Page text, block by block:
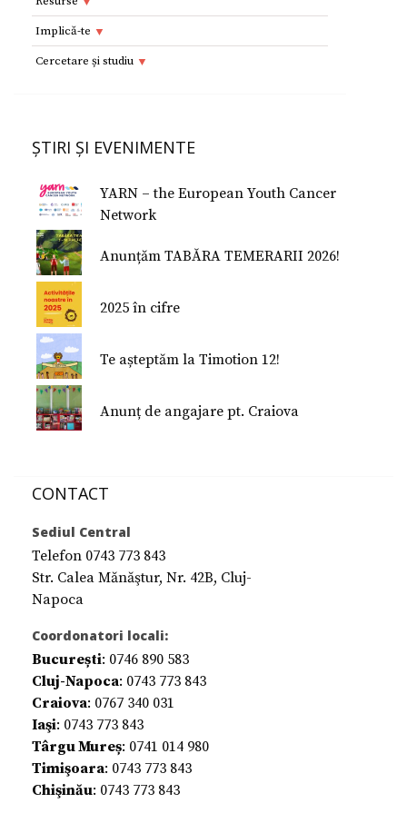
Resurse
Adolescenţi şi tineri
Formularul E 112
Implică-te
Implică-te
Donează
Cercetare și studiu
Conferinţe Medicale
Studiu Temerarii
Nu Mi-e Frică!
ȘTIRI ȘI EVENIMENTE
YARN – the European Youth Cancer
Network
Anunțăm TABĂRA TEMERARII 2026!
2025 în cifre
Te așteptăm la Timotion 12!
Anunț de angajare pt. Craiova
CONTACT
Sediul Central
Telefon 0743 773 843
Str. Calea Mănăştur, Nr. 42B, Cluj-
Napoca
Coordonatori locali:
București: 0746 890 583
Cluj-Napoca: 0743 773 843
Craiova: 0767 340 031
Iaşi: 0743 773 843
Târgu Mureș: 0741 014 980
Timişoara: 0743 773 843
Chişinău: 0743 773 843